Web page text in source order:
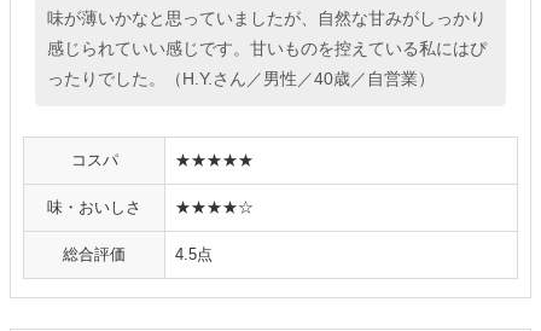
味が薄いかなと思っていましたが、自然な甘みがしっかり
感じられていい感じです。甘いものを控えている私にはぴ
ったりでした。（H.Y.さん／男性／40歳／自営業）
コスパ ★★★★★
味・おいしさ ★★★★☆
総合評価 4.5点